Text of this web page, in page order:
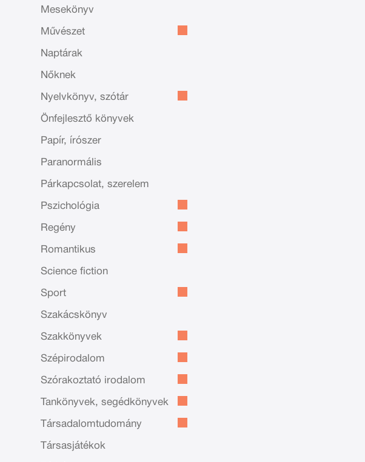
Mesekönyv
Művészet
Naptárak
Nőknek
Nyelvkönyv, szótár
Önfejlesztő könyvek
Papír, írószer
Paranormális
Párkapcsolat, szerelem
Pszichológia
Regény
Romantikus
Science fiction
Sport
Szakácskönyv
Szakkönyvek
Szépirodalom
Szórakoztató irodalom
Tankönyvek, segédkönyvek
Társadalomtudomány
Társasjátékok